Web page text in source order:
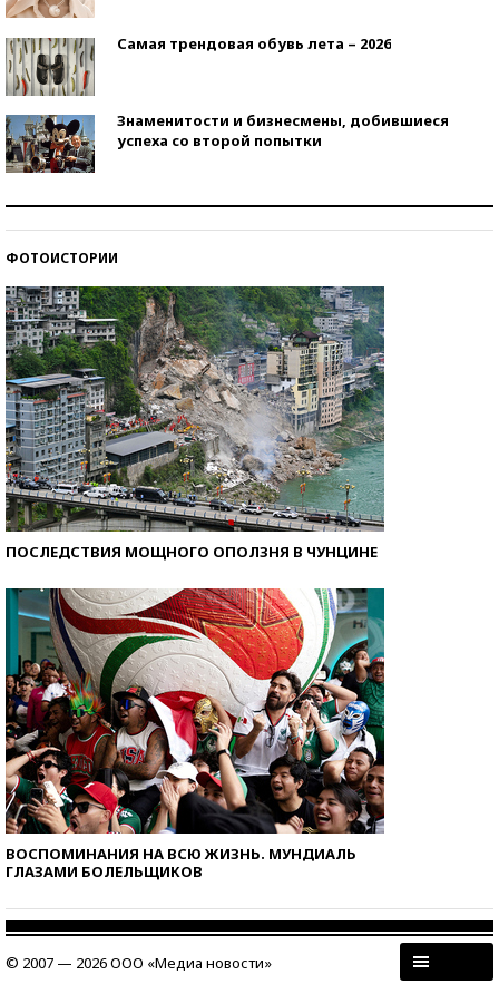
Самая трендовая обувь лета – 2026
Знаменитости и бизнесмены, добившиеся
успеха со второй попытки
ФОТОИСТОРИИ
ПОСЛЕДСТВИЯ МОЩНОГО ОПОЛЗНЯ В ЧУНЦИНЕ
ВОСПОМИНАНИЯ НА ВСЮ ЖИЗНЬ. МУНДИАЛЬ
ГЛАЗАМИ БОЛЕЛЬЩИКОВ
© 2007 — 2026 ООО «Медиа новости»